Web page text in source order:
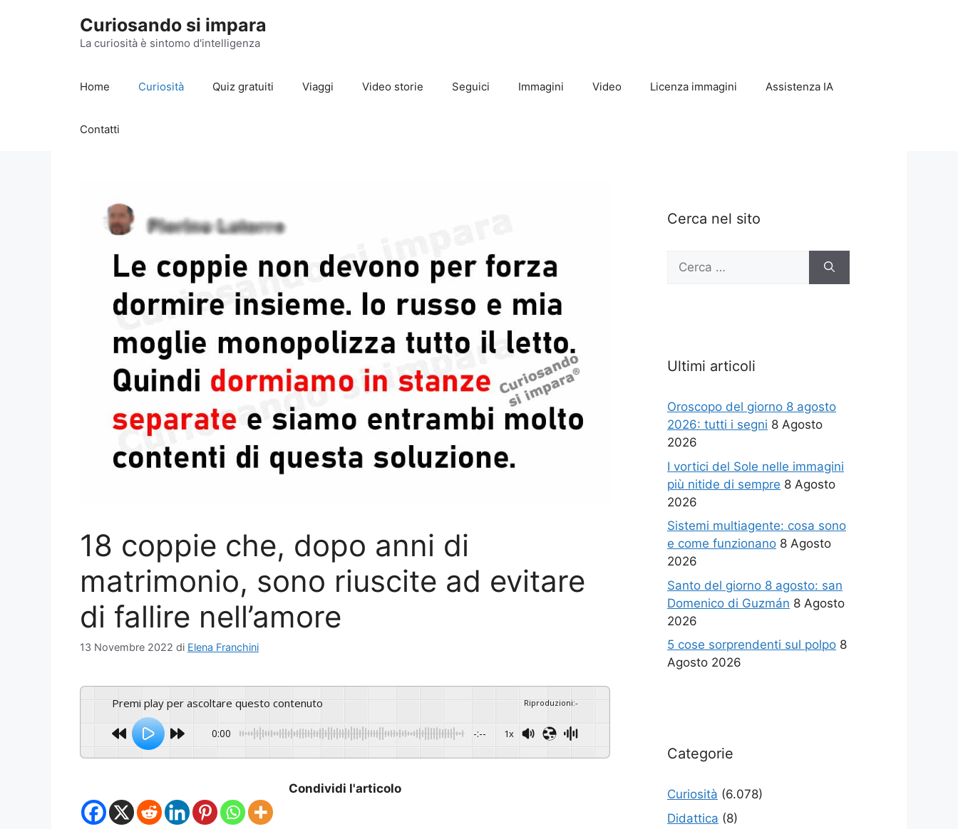
Curiosando si impara
La curiosità è sintomo d'intelligenza
Home Curiosità Quiz gratuiti Viaggi Video storie Seguici Immagini Video Licenza immagini Assistenza IA
Contatti
18 coppie che, dopo anni di
matrimonio, sono riuscite ad evitare
di fallire nell’amore
13 Novembre 2022 di Elena Franchini
Premi play per ascoltare questo contenuto Riproduzioni:-
0:00 -:-- 1x
Condividi l'articolo
Cerca nel sito
Ricerca
Ultimi articoli
Oroscopo del giorno 8 agosto
2026: tutti i segni 8 Agosto
2026
I vortici del Sole nelle immagini
più nitide di sempre 8 Agosto
2026
Sistemi multiagente: cosa sono
e come funzionano 8 Agosto
2026
Santo del giorno 8 agosto: san
Domenico di Guzmán 8 Agosto
2026
5 cose sorprendenti sul polpo 8
Agosto 2026
Categorie
Curiosità (6.078)
Didattica (8)